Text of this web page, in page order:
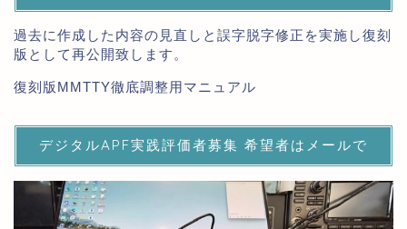
過去に作成した内容の見直しと誤字脱字修正を実施し復刻
版として再公開致します。
復刻版MMTTY徹底調整用マニュアル
デジタルAPF実践評価者募集 希望者はメールで